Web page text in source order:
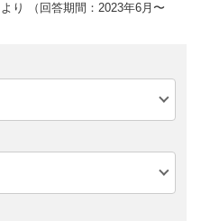
り （回答期間：2023年6月〜